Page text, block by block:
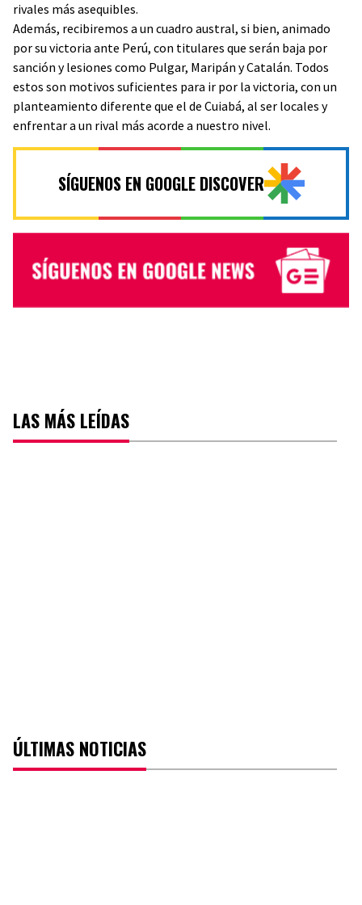
rivales más asequibles.
Además, recibiremos a un cuadro austral, si bien, animado
por su victoria ante Perú, con titulares que serán baja por
sanción y lesiones como Pulgar, Maripán y Catalán. Todos
estos son motivos suficientes para ir por la victoria, con un
planteamiento diferente que el de Cuiabá, al ser locales y
enfrentar a un rival más acorde a nuestro nivel.
SÍGUENOS EN GOOGLE DISCOVER
LAS MÁS LEÍDAS
ÚLTIMAS NOTICIAS